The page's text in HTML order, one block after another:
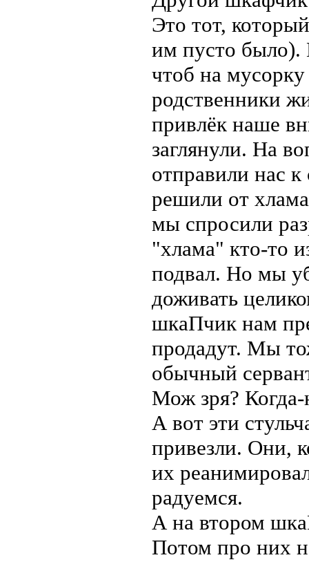
Это тот,
им пусто было).
чтоб на
родственники
привлёк наше
заглянули. На
отправили нас
решили от
мы спросили
"хлама" кто-то
подвал. Но мы
доживать
шкаПчик нам
продадут. Мы
обычный
Мож зря?
А вот эти
привезли. Они,
их
радуемся.
А на втором
Потом про них